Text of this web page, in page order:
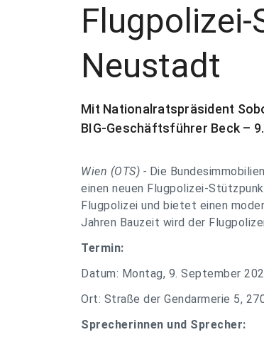
Neustadt
Mit Nationalratspräsident
BIG-Geschäftsführer Beck –
Wien (OTS) - Die
einen neuen Flugpolizei-
Flugpolizei und bietet einen
Jahren Bauzeit wird der
Termin:
Datum: Montag, 9. September
Ort: Straße der Gendarmerie 5,
Sprecherinnen und Sprecher: